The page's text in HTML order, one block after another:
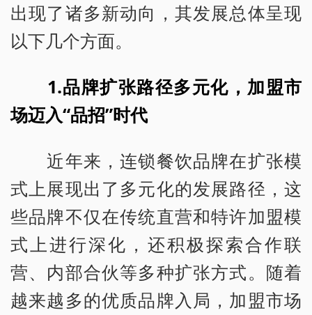
出现了诸多新动向，其发展总体呈现
以下几个方面。
1.品牌扩张路径多元化，加盟市
场迈入“品招”时代
近年来，连锁餐饮品牌在扩张模
式上展现出了多元化的发展路径，这
些品牌不仅在传统直营和特许加盟模
式上进行深化，还积极探索合作联
营、内部合伙等多种扩张方式。随着
越来越多的优质品牌入局，加盟市场